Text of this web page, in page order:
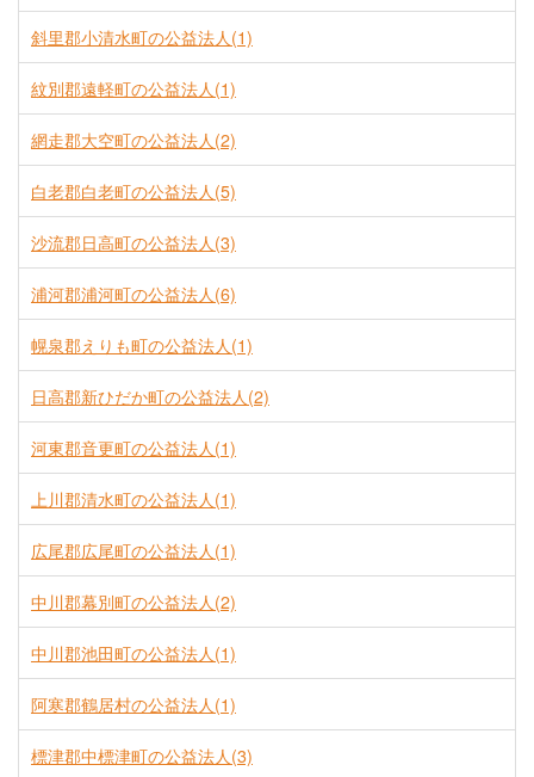
斜里郡小清水町の公益法人(1)
紋別郡遠軽町の公益法人(1)
網走郡大空町の公益法人(2)
白老郡白老町の公益法人(5)
沙流郡日高町の公益法人(3)
浦河郡浦河町の公益法人(6)
幌泉郡えりも町の公益法人(1)
日高郡新ひだか町の公益法人(2)
河東郡音更町の公益法人(1)
上川郡清水町の公益法人(1)
広尾郡広尾町の公益法人(1)
中川郡幕別町の公益法人(2)
中川郡池田町の公益法人(1)
阿寒郡鶴居村の公益法人(1)
標津郡中標津町の公益法人(3)